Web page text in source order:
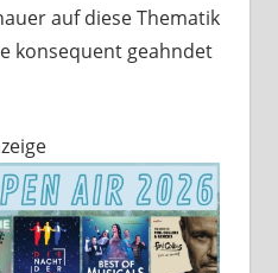
auf diese Thematik
konsequent geahndet